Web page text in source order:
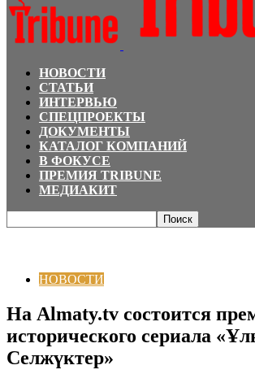
НОВОСТИ
СТАТЬИ
ИНТЕРВЬЮ
СПЕЦПРОЕКТЫ
ДОКУМЕНТЫ
КАТАЛОГ КОМПАНИЙ
В ФОКУСЕ
ПРЕМИЯ TRIBUNE
МЕДИАКИТ
НОВОСТИ
На Almaty.tv состоится
исторического сериала
Селжүктер»